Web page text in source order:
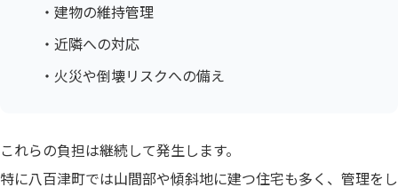
・建物の維持管理
・近隣への対応
・火災や倒壊リスクへの備え
これらの負担は継続して発生します。
特に八百津町では山間部や傾斜地に建つ住宅も多く、管理をし